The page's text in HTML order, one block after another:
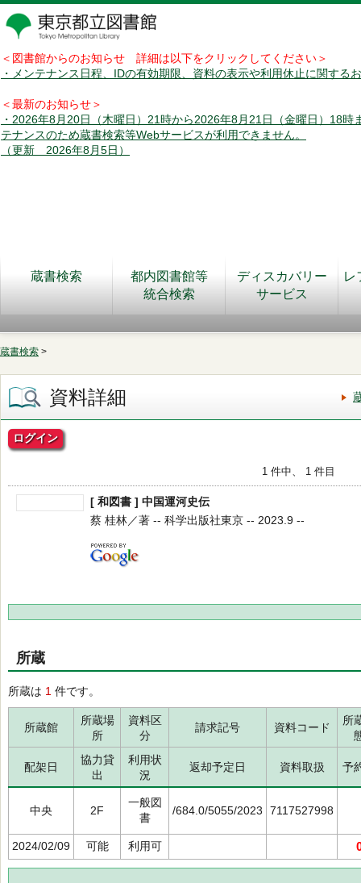
＜図書館からのお知らせ 詳細は以下をクリックしてください＞
・メンテナンス日程、IDの有効期限、資料の表示や利用休止に関する
＜最新のお知らせ＞
・2026年8月20日（木曜日）21時から2026年8月21日（金曜日）18時
テナンスのため蔵書検索等Webサービスが利用できません。
（更新 2026年8月5日）
蔵書検索
都内図書館等
統合検索
ディスカバリー
サービス
レ
蔵書検索 >
資料詳細
ログイン
1 件中、 1 件目
[ 和図書 ] 中国運河史伝
蔡 桂林／著 -- 科学出版社東京 -- 2023.9 --
所蔵
所蔵は 1 件です。
所蔵館
所蔵場
所
資料区
分
請求記号 資料コード
所
配架日
協力貸
出
利用状
況
返却予定日 資料取扱 予
中央 2F
一般図
書
/684.0/5055/2023 7117527998
2024/02/09 可能 利用可